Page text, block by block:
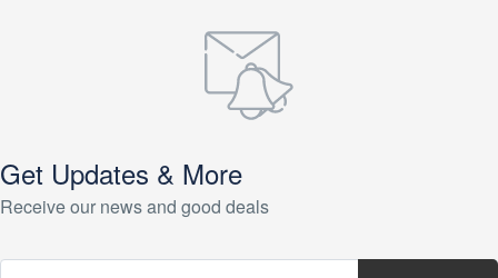
Get Updates & More
Receive our news and good deals